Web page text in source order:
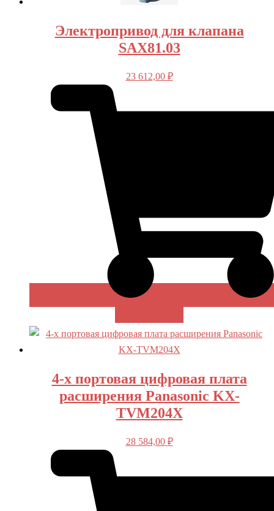
Электропривод для клапана
SAX81.03
23 612,00 ₽
4-х портовая цифровая плата
расширения Panasonic KX-
TVM204X
28 584,00 ₽